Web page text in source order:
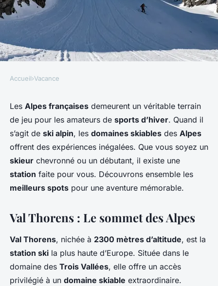
Quels sont les meilleurs spots
pour une aventure en ski alpin
dans les Alpes françaises?
Roxane •9 septembre 2024 •5 min de lecture
Accueil›Vacance
Les Alpes françaises demeurent un véritable terrain
de jeu pour les amateurs de sports d’hiver. Quand il
s’agit de ski alpin, les domaines skiables des Alpes
offrent des expériences inégalées. Que vous soyez un
skieur chevronné ou un débutant, il existe une
station faite pour vous. Découvrons ensemble les
meilleurs spots pour une aventure mémorable.
Val Thorens : Le sommet des Alpes
Val Thorens, nichée à 2300 mètres d’altitude, est la
station ski la plus haute d’Europe. Située dans le
domaine des Trois Vallées, elle offre un accès
privilégié à un domaine skiable extraordinaire.